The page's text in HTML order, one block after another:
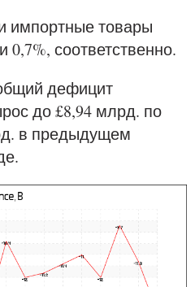
импортные товары
0,7%, соответственно.
дефицит
до £8,94 млрд. по
в предыдущем